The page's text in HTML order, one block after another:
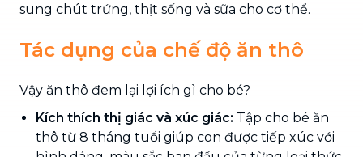
sung chút trứng, thịt sống và sữa cho cơ thể.
Tác dụng của chế độ ăn thô
Vậy ăn thô đem lại lợi ích gì cho bé?
Kích thích thị giác và xúc giác: Tập cho bé ăn
thô từ 8 tháng tuổi giúp con được tiếp xúc với